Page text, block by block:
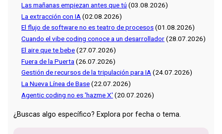
Las mañanas empiezan antes que tú (03.08.2026)
La extracción con IA (02.08.2026)
El flujo de software no es teatro de procesos(01.08.2026)
Cuando el vibe coding conoce a un desarrollador(28.07.2026)
El aire que te bebe(27.07.2026)
Fuera de la Puerta (26.07.2026)
Gestión de recursos de la tripulación para IA(24.07.2026)
La Nueva Línea de Base(22.07.2026)
Agentic coding no es 'hazme X' (20.07.2026)
¿Buscas algo específico? Explora por fecha o tema.